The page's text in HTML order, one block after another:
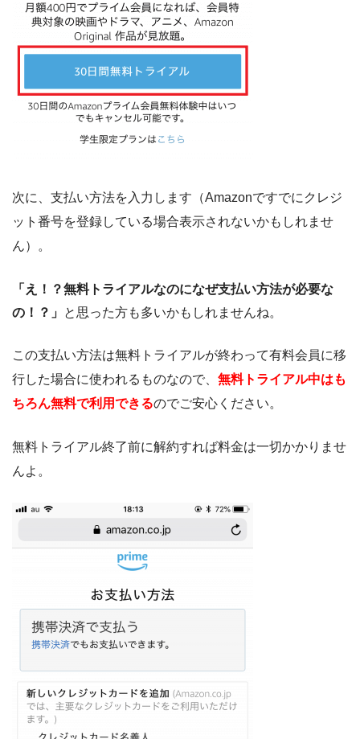
次に、支払い方法を入力します（Amazonですでにクレジ
ット番号を登録している場合表示されないかもしれませ
ん）。
「え！？無料トライアルなのになぜ支払い方法が必要な
の！？」 と思った方も多いかもしれませんね。
この支払い方法は無料トライアルが終わって有料会員に移
行した場合に使われるものなので、 無料トライアル中はも
ちろん無料で利用できるのでご安心ください。
無料トライアル終了前に解約すれば料金は一切かかりませ
んよ。